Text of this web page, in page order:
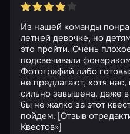
Из нашей команды
летней девочке, но
это пройти. Очень
подсвечивали
Фотографий либо
не предлагают, хотя
сильно завышена, даже
бы не жалко за этот
пойдем. [Отзыв
Квестов»]